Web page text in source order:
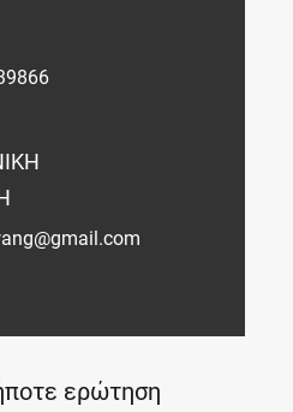
ερώτηση